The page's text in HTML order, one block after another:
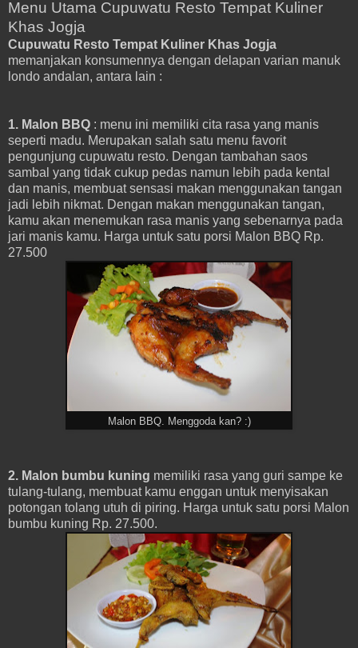
Menu Utama Cupuwatu Resto Tempat Kuliner
Khas Jogja
Cupuwatu Resto Tempat Kuliner Khas Jogja
memanjakan konsumennya dengan delapan varian manuk
londo andalan, antara lain :
1. Malon BBQ : menu ini memiliki cita rasa yang manis
seperti madu. Merupakan salah satu menu favorit
pengunjung cupuwatu resto. Dengan tambahan saos
sambal yang tidak cukup pedas namun lebih pada kental
dan manis, membuat sensasi makan menggunakan tangan
jadi lebih nikmat. Dengan makan menggunakan tangan,
kamu akan menemukan rasa manis yang sebenarnya pada
jari manis kamu. Harga untuk satu porsi Malon BBQ Rp.
27.500
Malon BBQ. Menggoda kan? :)
2. Malon bumbu kuning memiliki rasa yang guri sampe ke
tulang-tulang, membuat kamu enggan untuk menyisakan
potongan tolang utuh di piring. Harga untuk satu porsi Malon
bumbu kuning Rp. 27.500.